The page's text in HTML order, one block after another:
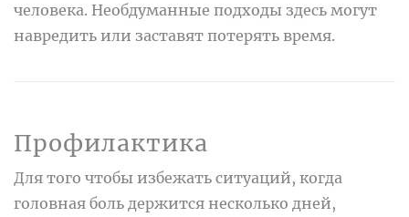
человека. Необдуманные подходы здесь могут
навредить или заставят потерять время.
Профилактика
Для того чтобы избежать ситуаций, когда
головная боль держится несколько дней,